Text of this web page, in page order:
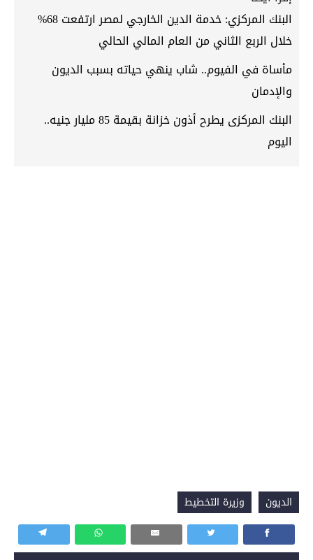
البنك المركزي: خدمة الدين الخارجي لمصر ارتفعت 68%
خلال الربع الثاني من العام المالي الحالي
مأساة في الفيوم.. شاب ينهي حياته بسبب الديون
والإدمان
البنك المركزى يطرح أذون خزانة بقيمة 85 مليار جنيه..
اليوم
الديون وزيرة التخطيط